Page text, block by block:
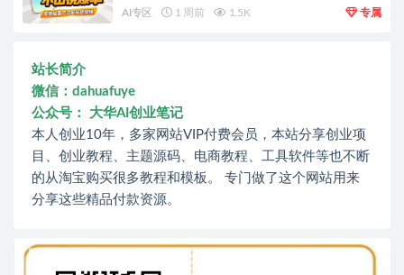
AI专区 1 周前 1.5K 专属
站长简介
微信：dahuafuye
公众号： 大华AI创业笔记
本人创业10年，多家网站VIP付费会员，本站分享创业项
目、创业教程、主题源码、电商教程、工具软件等也不断
的从淘宝购买很多教程和模板。 专门做了这个网站用来
分享这些精品付款资源。